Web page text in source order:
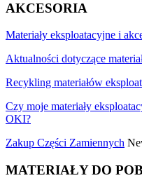
AKCESORIA
Materiały eksploatacyjne i
Aktualności dotyczące
Recykling materiałów
Czy moje materiały
OKI?
Zakup Części Zamiennych
MATERIAŁY DO